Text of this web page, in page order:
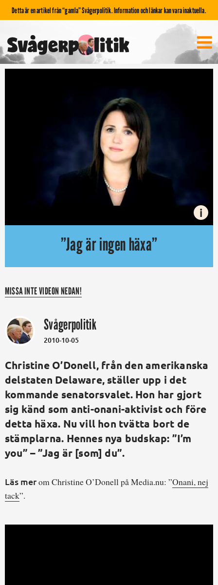
Detta är en artikel från “gamla” Svågerpolitik. Information och länkar kan vara inaktuella.
i
”Jag är ingen häxa”
MISSA INTE VIDEON NEDAN!
Svågerpolitik
2010-10-05
Christine O’Donell, från den amerikanska
delstaten Delaware, ställer upp i det
kommande senatorsvalet. Hon har gjort
sig känd som anti-onani-aktivist och före
detta häxa. Nu vill hon tvätta bort de
stämplarna. Hennes nya budskap: ”I’m
you” – ”Jag är [som] du”.
Läs merom Christine O’Donell på Media.nu: ”Onani, nej
tack”.